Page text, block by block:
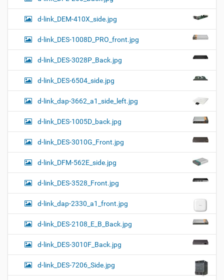
d-link_DEM-410X_side.jpg
d-link_DES-1008D_PRO_front.jpg
d-link_DES-3028P_Back.jpg
d-link_DES-6504_side.jpg
d-link_dap-3662_a1_side_left.jpg
d-link_DES-1005D_back.jpg
d-link_DES-3010G_Front.jpg
d-link_DFM-562E_side.jpg
d-link_DES-3528_Front.jpg
d-link_dap-2330_a1_front.jpg
d-link_DES-2108_E_B_Back.jpg
d-link_DES-3010F_Back.jpg
d-link_DES-7206_Side.jpg